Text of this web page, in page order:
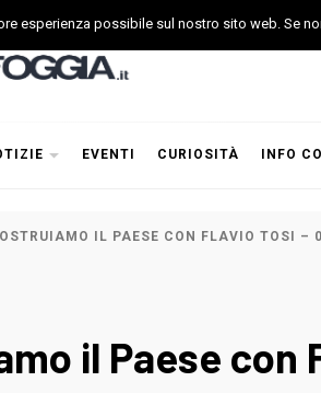
EVENTI CURIOSITÀ INFO
IL PAESE CON FLAVIO TOSI –
il Paese con
esperienza possibile sul nostro sito web. Se